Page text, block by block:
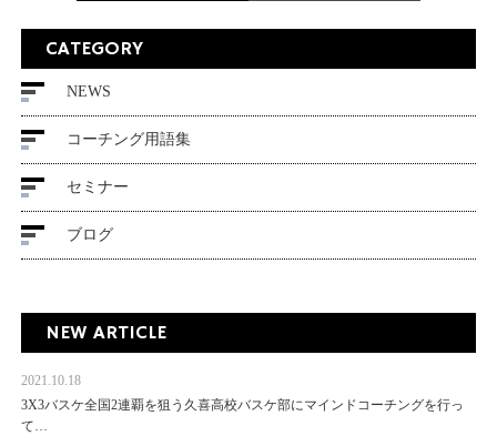
CATEGORY
NEWS
コーチング用語集
セミナー
ブログ
NEW ARTICLE
2021.10.18
3X3バスケ全国2連覇を狙う久喜高校バスケ部にマインドコーチングを行っ
て…